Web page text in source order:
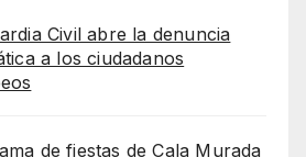
Civil abre la denuncia
a los ciudadanos
de fiestas de Cala Murada